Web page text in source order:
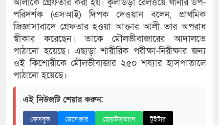
আলীকে গ্রেফতার করা হয়। কুলাউড়া রেলওয়ে থানার উপ-
পরিদর্শক (এসআই) দিপক দেওয়ান বলেন, প্রাথমিক
জিজ্ঞাসাবাদে গ্রেফতার হওয়া আক্তার আলী তার অপরাধ
স্বীকার করেছেন। তাকে মৌলভীবাজারের আদালতে
পাঠানো হয়েছে। এছাড়া শারীরিক পরীক্ষা-নিরীক্ষার জন্য
ওই কিশোরীকে মৌলভীবাজার ২৫০ শয্যার হাসপাতালে
পাঠানো হয়েছে।
এই নিউজটি শেয়ার করুন:
ফেসবুক মেসেঞ্জার হোয়াটসঅ্যাপ
টুইটার